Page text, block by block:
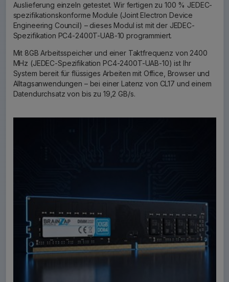
Auslieferung einzeln getestet. Wir fertigen zu 100 % JEDEC-
spezifikationskonforme Module (Joint Electron Device
Engineering Council) – dieses Modul ist mit der JEDEC-
Spezifikation PC4-2400T-UAB-10 programmiert.
Mit 8GB Arbeitsspeicher und einer Taktfrequenz von 2400
MHz (JEDEC-Spezifikation PC4-2400T-UAB-10) ist Ihr
System bereit für flüssiges Arbeiten mit Office, Browser und
Alltagsanwendungen – bei einer Latenz von CL17 und einem
Datendurchsatz von bis zu 19,2 GB/s.